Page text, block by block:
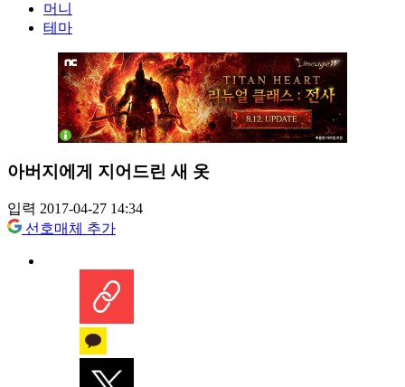
머니
테마
아버지에게 지어드린 새 옷
입력 2017-04-27 14:34
선호매체 추가